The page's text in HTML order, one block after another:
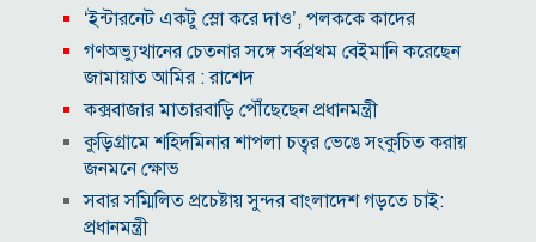
‘ইন্টারনেট একটু স্লো করে দাও’, পলককে কাদের
গণঅভ্যুত্থানের চেতনার সঙ্গে সর্বপ্রথম বেইমানি করেছেন
জামায়াত আমির : রাশেদ
কক্সবাজার মাতারবাড়ি পৌঁছেছেন প্রধানমন্ত্রী
কুড়িগ্রামে শহিদমিনার শাপলা চত্বর ভেঙে সংকুচিত করায়
জনমনে ক্ষোভ
সবার সম্মিলিত প্রচেষ্টায় সুন্দর বাংলাদেশ গড়তে চাই:
প্রধানমন্ত্রী